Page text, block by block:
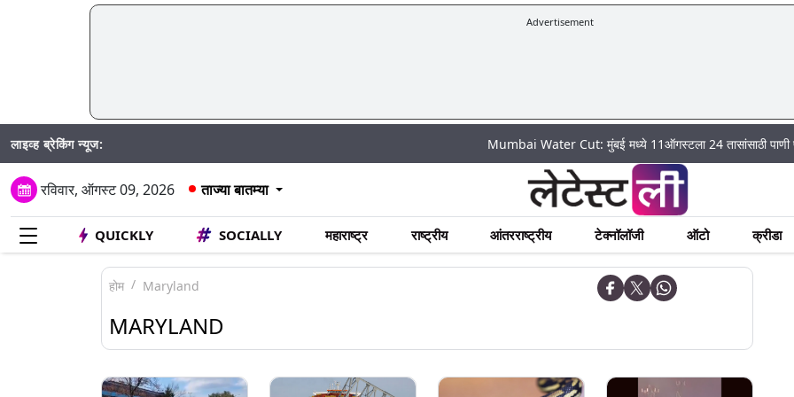
Advertisement
लाइव्ह ब्रेकिंग न्यूज: Mumbai Water Cut: मुंबई मध्ये 11ऑगस्टला 24 तासांसाठी पाणी पुरवठा
रविवार, ऑगस्ट 09, 2026 ताज्या बातम्या
QUICKLY SOCIALLY महाराष्ट्र राष्ट्रीय आंतरराष्ट्रीय टेक्नॉलॉजी ऑटो क्रीडा
होम Maryland
MARYLAND